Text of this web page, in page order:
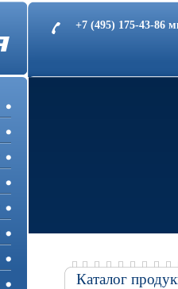
+7 (495) 175-43-86
Каталог